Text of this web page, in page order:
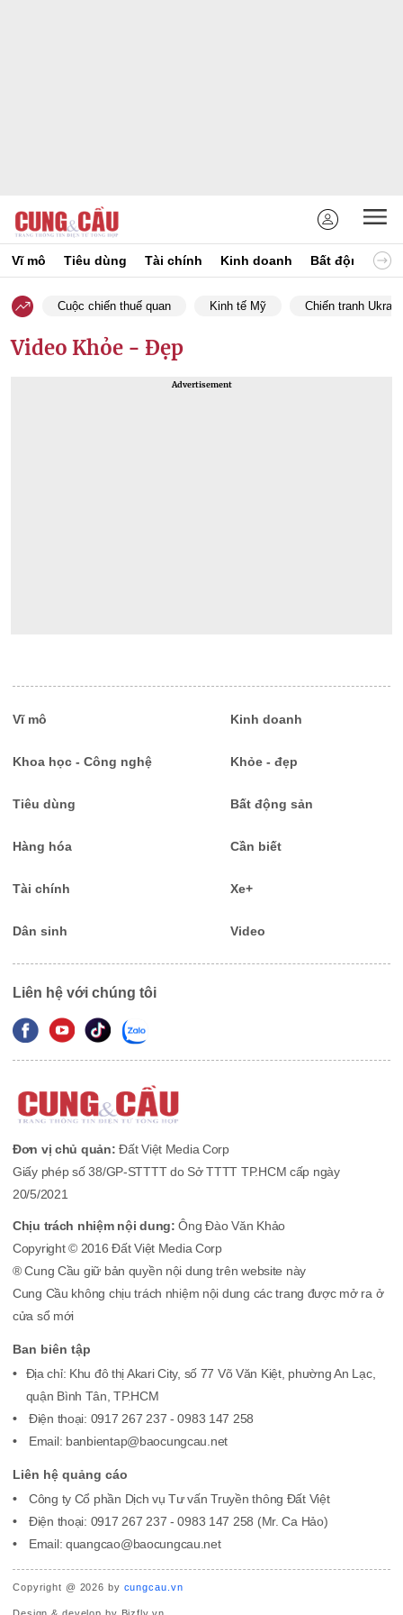
Vĩ mô Tiêu dùng Tài chính Kinh doanh Bất động sản
Cuộc chiến thuế quan Kinh tế Mỹ Chiến tranh
Video Khỏe - Đẹp
Advertisement
Vĩ mô Kinh doanh
Khoa học - Công nghệ Khỏe - đẹp
Tiêu dùng Bất động sản
Hàng hóa Cần biết
Tài chính Xe+
Dân sinh Video
Liên hệ với chúng tôi
Đơn vị chủ quản: Đất Việt Media Corp
Giấy phép số 38/GP-STTTT do Sở TTTT TP.HCM cấp ngày
20/5/2021
Chịu trách nhiệm nội dung:Ông Đào Văn Khảo
Copyright © 2016 Đất Việt Media Corp
® Cung Cầu giữ bản quyền nội dung trên website này
Cung Cầu không chịu trách nhiệm nội dung các trang được mở ra ở
cửa sổ mới
Ban biên tập
Địa chỉ: Khu đô thị Akari City, số 77 Võ Văn Kiệt, phường An Lạc,
quận Bình Tân, TP.HCM
Điện thoại: 0917 267 237 - 0983 147 258
Email: banbientap@baocungcau.net
Liên hệ quảng cáo
Công ty Cổ phần Dịch vụ Tư vấn Truyền thông Đất Việt
Điện thoại: 0917 267 237 - 0983 147 258 (Mr. Ca Hảo)
Email: quangcao@baocungcau.net
Copyright @ 2026 by cungcau.vn